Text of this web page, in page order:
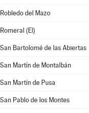
Robledo del Mazo
Romeral (El)
San Bartolomé de las Abiertas
San Martín de Montalbán
San Martín de Pusa
San Pablo de los Montes